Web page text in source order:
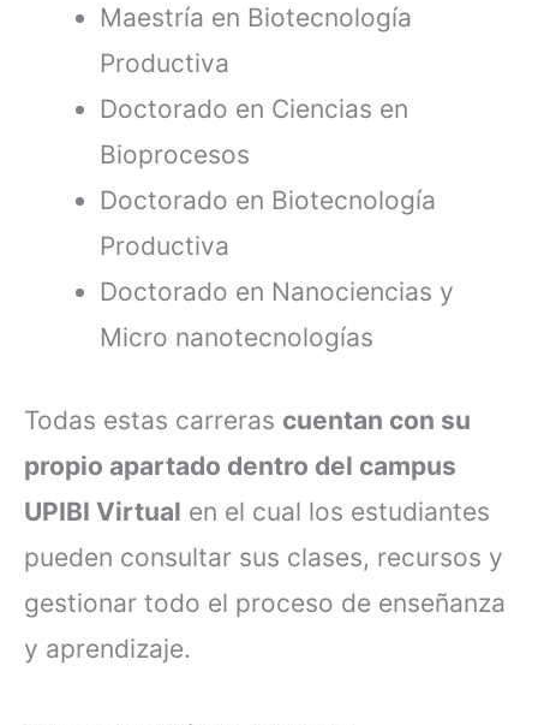
Maestría en Biotecnología
Productiva
Doctorado en Ciencias en
Bioprocesos
Doctorado en Biotecnología
Productiva
Doctorado en Nanociencias y
Micro nanotecnologías
Todas estas carreras cuentan con su
propio apartado dentro del campus
UPIBI Virtual en el cual los estudiantes
pueden consultar sus clases, recursos y
gestionar todo el proceso de enseñanza
y aprendizaje.